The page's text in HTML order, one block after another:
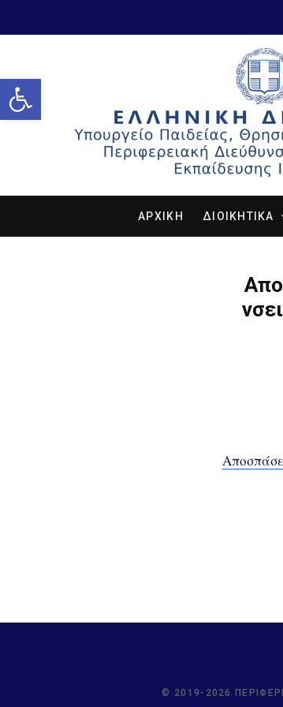
Open toolbar
ΑΡΧΙΚΗ ΔΙΟΙΚΗΤΙΚΑ
© 2019-2026